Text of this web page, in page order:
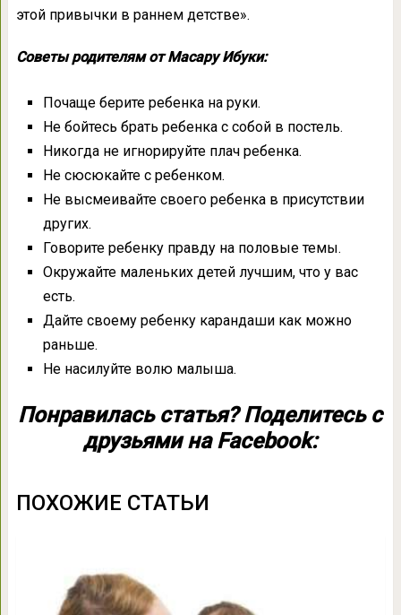
этой привычки в раннем детстве».
Советы родителям от Масару Ибуки:
Почаще берите ребенка на руки.
Не бойтесь брать ребенка с собой в постель.
Никогда не игнорируйте плач ребенка.
Не сюсюкайте с ребенком.
Не высмеивайте своего ребенка в присутствии
других.
Говорите ребенку правду на половые темы.
Окружайте маленьких детей лучшим, что у вас
есть.
Дайте своему ребенку карандаши как можно
раньше.
Не насилуйте волю малыша.
Понравилась статья? Поделитесь с
друзьями на Facebook:
ПОХОЖИЕ СТАТЬИ